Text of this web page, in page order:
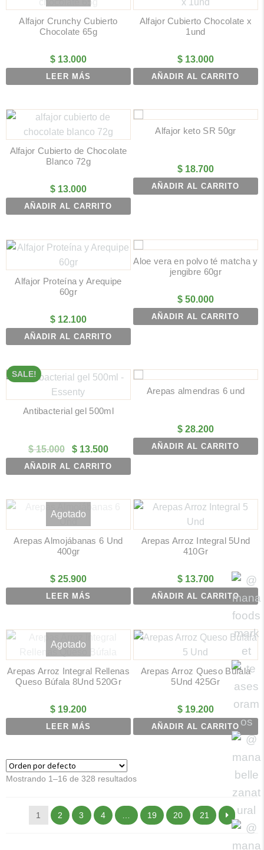
Alfajor Crunchy Cubierto
Chocolate 65g
$13.000
LEER MÁS
Alfajor Cubierto Chocolate x
1und
$13.000
AÑADIR AL CARRITO
Alfajor Cubierto de Chocolate
Blanco 72g
$13.000
AÑADIR AL CARRITO
Alfajor keto SR 50gr
$18.700
AÑADIR AL CARRITO
Alfajor Proteína y Arequipe
60gr
$12.100
AÑADIR AL CARRITO
Aloe vera en polvo té matcha y
jengibre 60gr
$50.000
AÑADIR AL CARRITO
SALE!
Antibacterial gel 500ml
$15.000
El
precio
original
$ 15.000.
$ 13.500El
precio
actual
$ 13.500.
AÑADIR AL CARRITO
Arepas almendras 6 und
$28.200
AÑADIR AL CARRITO
Agotado
Arepas Almojábanas 6 Und
400gr
$25.900
LEER MÁS
Arepas Arroz Integral 5Und
410Gr
$13.700
AÑADIR AL CARRITO
Agotado
Arepas Arroz Integral Rellenas
Queso Búfala 8Und 520Gr
$19.200
LEER MÁS
Arepas Arroz Queso Búfala
5Und 425Gr
$19.200
AÑADIR AL CARRITO
Mostrando 1–16 de 328 resultados
1 2 3 4 19 20 21